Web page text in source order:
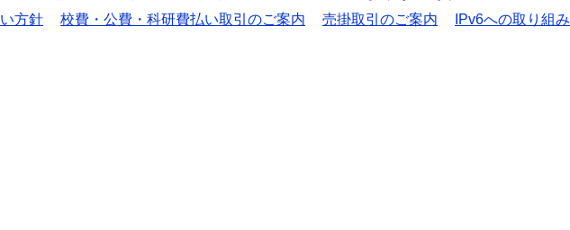
方針 校費・公費・科研費払い取引のご案内 売掛取引のご案内
IPv6への取り組み